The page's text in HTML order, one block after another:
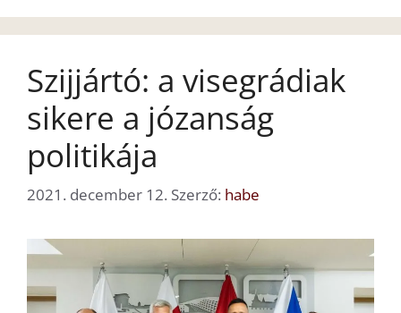
Szijjártó: a visegrádiak
sikere a józanság
politikája
2021. december 12. Szerző: habe